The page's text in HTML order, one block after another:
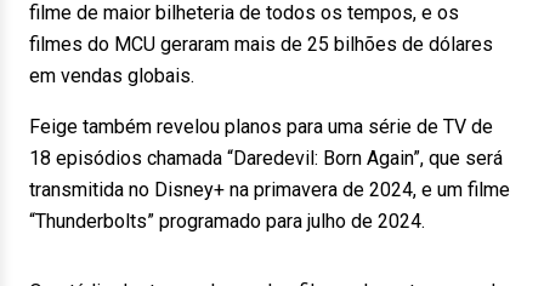
filme de maior bilheteria de todos os tempos, e os
filmes do MCU geraram mais de 25 bilhões de dólares
em vendas globais.
Feige também revelou planos para uma série de TV de
18 episódios chamada “Daredevil: Born Again”, que será
transmitida no Disney+ na primavera de 2024, e um filme
“Thunderbolts” programado para julho de 2024.